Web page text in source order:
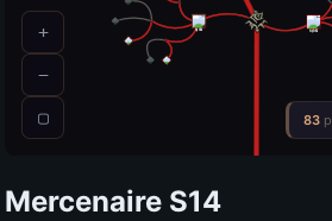
Mercenaire S14